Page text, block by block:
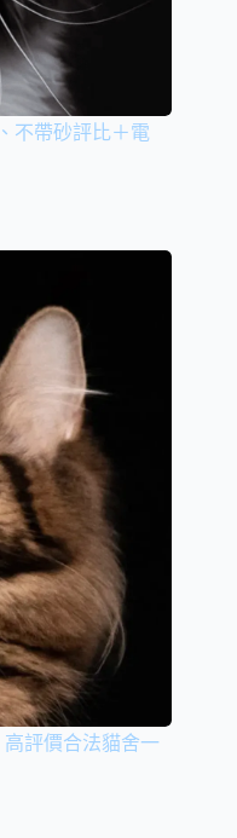
不帶砂評比＋電
評價合法貓舍一